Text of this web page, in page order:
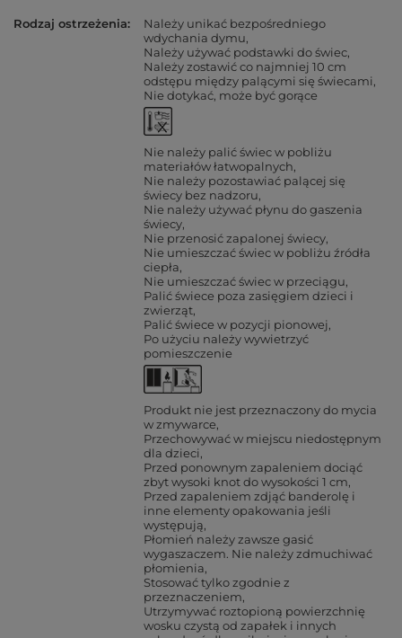
Rodzaj ostrzeżenia
Należy unikać bezpośredniego
wdychania dymu
Należy używać podstawki do świec
Należy zostawić co najmniej 10 cm
odstępu między palącymi się świecami
Nie dotykać, może być gorące
Nie należy palić świec w pobliżu
materiałów łatwopalnych
Nie należy pozostawiać palącej się
świecy bez nadzoru
Nie należy używać płynu do gaszenia
świecy
Nie przenosić zapalonej świecy
Nie umieszczać świec w pobliżu źródła
ciepła
Nie umieszczać świec w przeciągu
Palić świece poza zasięgiem dzieci i
zwierząt
Palić świece w pozycji pionowej
Po użyciu należy wywietrzyć
pomieszczenie
Produkt nie jest przeznaczony do mycia
w zmywarce
Przechowywać w miejscu niedostępnym
dla dzieci
Przed ponownym zapaleniem dociąć
zbyt wysoki knot do wysokości 1 cm
Przed zapaleniem zdjąć banderolę i
inne elementy opakowania jeśli
występują
Płomień należy zawsze gasić
wygaszaczem. Nie należy zdmuchiwać
płomienia
Stosować tylko zgodnie z
przeznaczeniem
Utrzymywać roztopioną powierzchnię
wosku czystą od zapałek i innych